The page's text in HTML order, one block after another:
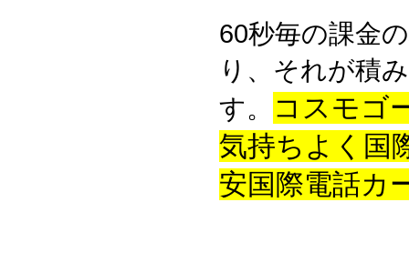
60秒毎の課金
り、それが積
す。
コスモゴ
気持ちよく国
安国際電話カ